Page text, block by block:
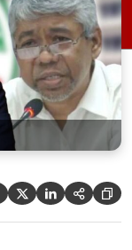
উন্নয়ন
এবং
   